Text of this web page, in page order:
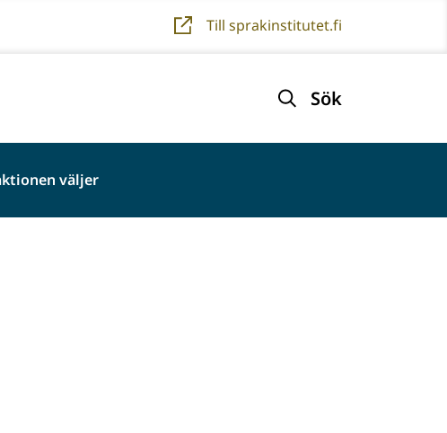
Till sprakinstitutet.fi
Sök
väljer